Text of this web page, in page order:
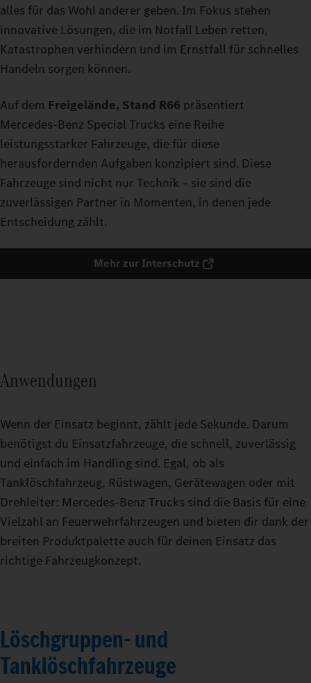
alles für das Wohl anderer geben. Im Fokus stehen
innovative Lösungen, die im Notfall Leben retten,
Katastrophen verhindern und im Ernstfall für schnelles
Handeln sorgen können.
Auf dem Freigelände, Stand R66 präsentiert
Mercedes‑Benz Special Trucks eine Reihe
leistungsstarker Fahrzeuge, die für diese
herausfordernden Aufgaben konzipiert sind. Diese
Fahrzeuge sind nicht nur Technik – sie sind die
zuverlässigen Partner in Momenten, in denen jede
Entscheidung zählt.
Mehr zur Interschutz
Anwendungen
Wenn der Einsatz beginnt, zählt jede Sekunde. Darum
benötigst du Einsatzfahrzeuge, die schnell, zuverlässig
und einfach im Handling sind. Egal, ob als
Tanklöschfahrzeug, Rüstwagen, Gerätewagen oder mit
Drehleiter: Mercedes‑Benz Trucks sind die Basis für eine
Vielzahl an Feuerwehrfahrzeugen und bieten dir dank der
breiten Produktpalette auch für deinen Einsatz das
richtige Fahrzeugkonzept.
Löschgruppen- und
Tanklöschfahrzeuge